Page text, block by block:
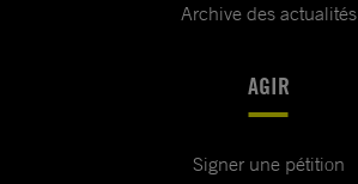
Archive des actualités
AGIR
Signer une pétition